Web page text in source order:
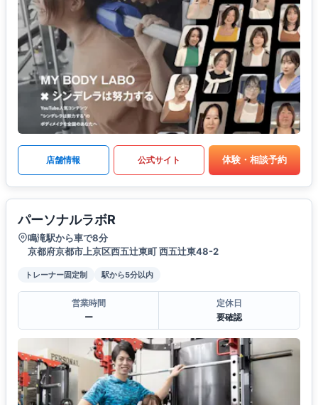
店舗情報 公式サイト 体験・相談予約
パーソナルラボR
鳴滝駅から車で8分
京都府京都市上京区西五辻東町 西五辻東48-2
トレーナー固定制 駅から5分以内
営業時間
ー
定休日
要確認